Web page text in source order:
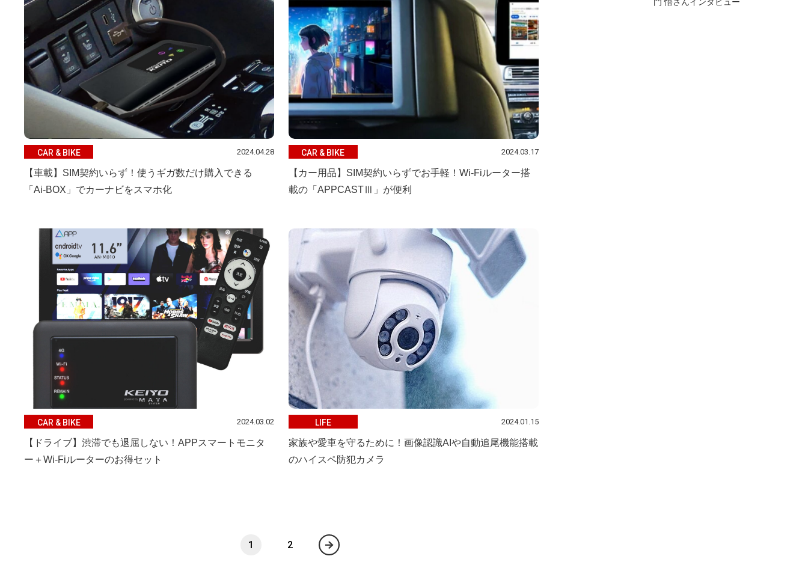
CAR & BIKE 2024.04.28
【車載】SIM契約いらず！使うギガ数だけ購入できる
「Ai-BOX」でカーナビをスマホ化
CAR & BIKE 2024.03.17
【カー用品】SIM契約いらずでお手軽！Wi-Fiルーター搭
載の「APPCASTⅢ」が便利
CAR & BIKE 2024.03.02
【ドライブ】渋滞でも退屈しない！APPスマートモニタ
ー＋Wi-Fiルーターのお得セット
LIFE 2024.01.15
家族や愛車を守るために！画像認識AIや自動追尾機能搭載
のハイスペ防犯カメラ
1 2